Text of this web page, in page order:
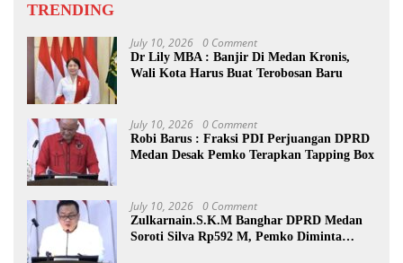
TRENDING
July 10, 2026 0 Comment
Dr Lily MBA : Banjir Di Medan Kronis,
Wali Kota Harus Buat Terobosan Baru
July 10, 2026 0 Comment
Robi Barus : Fraksi PDI Perjuangan DPRD
Medan Desak Pemko Terapkan Tapping Box
July 10, 2026 0 Comment
Zulkarnain.S.K.M Banghar DPRD Medan
Soroti Silva Rp592 M, Pemko Diminta